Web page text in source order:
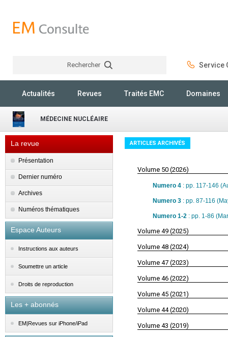
Rechercher Service
Actualités Revues Traités EMC Domaines
MÉDECINE NUCLÉAIRE
La revue
Présentation
Dernier numéro
Archives
Numéros thématiques
Espace Auteurs
Instructions aux auteurs
Soumettre un article
Droits de reproduction
Les + abonnés
EM|Revues sur iPhone/iPad
ARTICLES ARCHIVÉS
Volume 50 (2026)
Numero 4 : pp. 117-146
Numero 3 : pp. 87-116
Numero 1-2 : pp. 1-86
Volume 49 (2025)
Volume 48 (2024)
Volume 47 (2023)
Volume 46 (2022)
Volume 45 (2021)
Volume 44 (2020)
Volume 43 (2019)